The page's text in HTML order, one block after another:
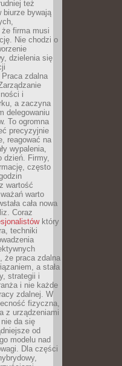
też
biurze bywają
firma musi
Nie chodzi o
dzielenia się
zdalna
i
a zaczyna
delegowaniu
To ogromna
precyzyjnie
reagować na
wypalenia,
dzień. Firmy,
często
wartość
warto
cała nowa
Coraz
który
techniki
że praca zdalna
a stała
strategii i
i nie każde
zdalnej. W
fizyczna,
z urządzeniami
da się
od
modelu nad
Dla części